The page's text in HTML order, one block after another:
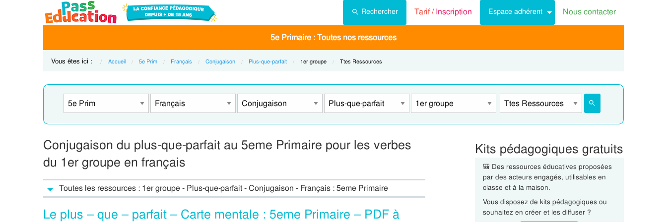
Rechercher Tarif /Inscription Espace adhérent Nous contacter
5e Primaire : Toutes nos ressources
Vous êtes ici : Accueil 5e Prim Français Conjugaison Plus-que-parfait Current:
1er groupe Current:
Ttes Ressources
Conjugaison du plus-que-parfait au 5eme Primaire pour les verbes
du 1er groupe en français
Toutes les ressources : 1er groupe - Plus-que-parfait - Conjugaison - Français : 5eme Primaire
Le plus – que – parfait – Carte mentale : 5eme Primaire – PDF à
Kits pédagogiques gratuits
🎒 Des ressources éducatives proposées
par des acteurs engagés, utilisables en
classe et à la maison.
Vous disposez de kits pédagogiques ou
souhaitez en créer et les diffuser ?